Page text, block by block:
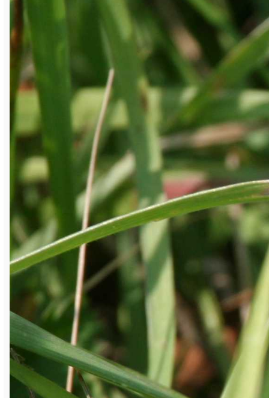
Дневная бабочка размером 23-28 мм.
Крылья самцов – жёлтые, самок –
беловатые. У обоих полов имеется чёрная
внешняя кайма, которая не содержит
крупных светлых пятен. Дискальное пятно
на передних крыльях в виде чёрного
штриха. Снизу на задних есть светлое
дискальное пятнышко без тёмной каёмки.
Летают локально по торфяным болотам и
во влажных горных хвойных лесах. Лёт – во
второй половине июня и в июле. Гусеницы
живут и питаются только на голубике.
Текст и фото Владимира Садырина
Напоминаем, каждая новая статья этого
проекта выходит с файлом для
скачивания
в нашей группе в социальной
сети «ВКонтакте», и вы можете составить
электронную энциклопедию о растениях
и животных Саткинского района. Новые
публикации — еженедельно, по пятницам.